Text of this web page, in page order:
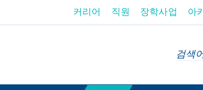
커리어 직원 장학사업 아